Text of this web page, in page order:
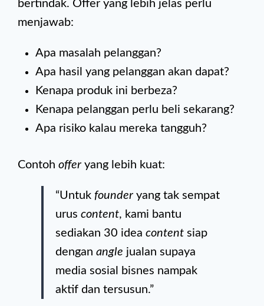
bertindak. Offer yang lebih jelas perlu
menjawab:
Apa masalah pelanggan?
Apa hasil yang pelanggan akan dapat?
Kenapa produk ini berbeza?
Kenapa pelanggan perlu beli sekarang?
Apa risiko kalau mereka tangguh?
Contoh offer yang lebih kuat:
“Untuk founder yang tak sempat
urus content, kami bantu
sediakan 30 idea content siap
dengan angle jualan supaya
media sosial bisnes nampak
aktif dan tersusun.”